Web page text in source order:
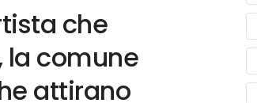
che
la comune
attirano